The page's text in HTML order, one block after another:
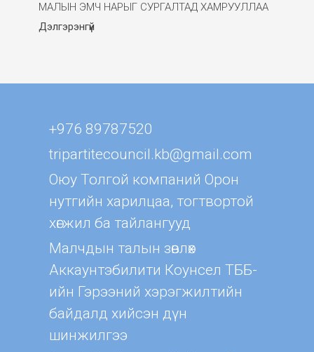
МАЛЫН ЭМЧ НАРЫГ СУРГАЛТАД ХАМРУУЛЛАА
Дэлгэрэнгүй
+976 89787520
tripartitecouncil.kb@gmail.com
Оюу Толгой компаний Орон
нутгийн харилцаа, тогтвортой
хөгжил ба тайлангууд
Малчдын талын зөвлөх
Aккаунтэбилити Коунсел ТББ-
ийн Гэрээний хэрэгжилтийн
байдалд хийсэн дүн
шинжилгээ